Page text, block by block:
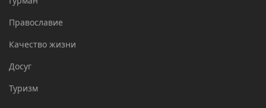
Православие
Качество жизни
Досуг
Туризм